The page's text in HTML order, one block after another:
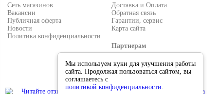
Сеть магазинов
Вакансии
Публичная оферта
Новости
Политика конфиденциальности
Доставка и Оплата
Обратная связь
Гарантии, сервис
Карта сайта
Партнерам
Условия работы
Реквизиты
Мы используем куки для улучшения работы
сайта. Продолжая пользоваться сайтом, вы
соглашаетесь с
политикой конфиденциальности.